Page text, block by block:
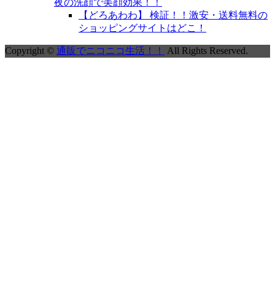
【どろあわわ】 検証！！激安・送料無料の
ショッピングサイトはどこ！
Copyright © 通販でニコニコ生活！！ All Rights Reserved.